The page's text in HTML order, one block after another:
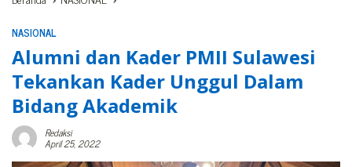
NASIONAL
Alumni dan Kader PMII Sulawesi
Tekankan Kader Unggul Dalam
Bidang Akademik
Redaksi
April 25, 2022